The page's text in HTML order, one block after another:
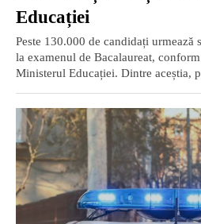
Educației
Peste 130.000 de candidați urmează
la examenul de Bacalaureat,
Ministerul Educației. Dintre aceștia,